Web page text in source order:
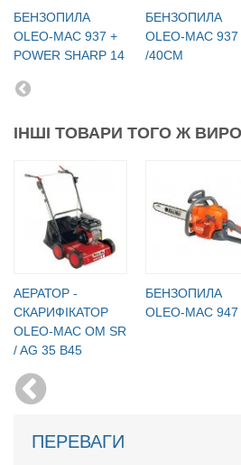
БЕНЗОПИЛА
OLEO-МАC 937 +
POWER SHARP 14
БЕНЗОПИЛА
OLEO-МАC 937
/40СМ
ІНШІ ТОВАРИ ТОГО Ж
АЕРАТОР -
СКАРИФІКАТОР
OLEO-MAC OM SR
/ AG 35 B45
БЕНЗОПИЛА
OLEO-MAC 947
ПЕРЕВАГИ